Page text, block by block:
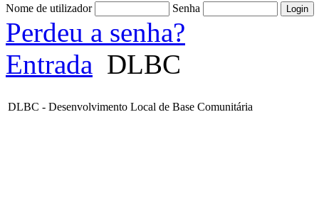
Nome de utilizador Senha
Perdeu a senha?
Entrada DLBC
DLBC - Desenvolvimento Local de Base Comunitária